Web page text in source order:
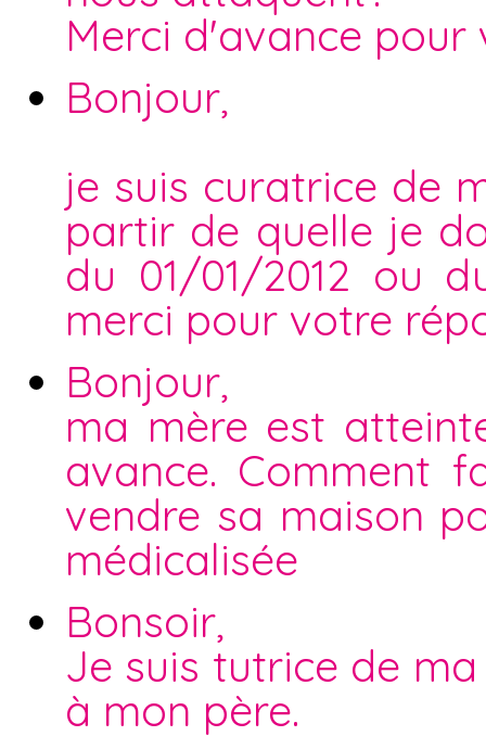
Merci d'avance pour
Bonjour,
je suis curatrice de
partir de quelle je
du 01/01/2012 ou
merci pour votre
Bonjour,
ma mère est
avance. Comment
vendre sa maison
médicalisée
Bonsoir,
Je suis tutrice de
à mon père.